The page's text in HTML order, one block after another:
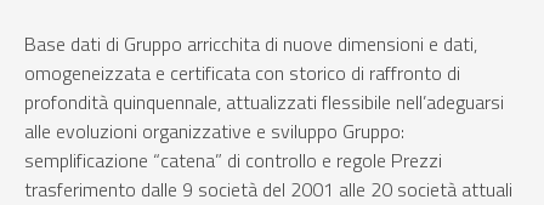
Base dati di Gruppo arricchita di nuove dimensioni e dati,
omogeneizzata e certificata con storico di raffronto di
profondità quinquennale, attualizzati flessibile nell’adeguarsi
alle evoluzioni organizzative e sviluppo Gruppo:
semplificazione “catena” di controllo e regole Prezzi
trasferimento dalle 9 società del 2001 alle 20 società attuali